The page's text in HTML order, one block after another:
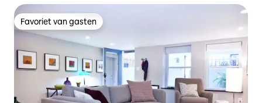
Favoriet van gasten
Favoriet van gasten